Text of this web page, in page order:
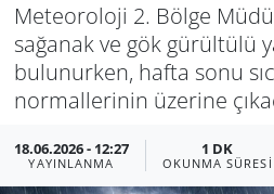
Meteoroloji 2. Bölge
sağanak ve gök gürültülü
bulunurken, hafta sonu
normallerinin üzerine
18.06.2026 - 12:27
YAYINLANMA
1 DK
OKUNMA SÜRESI
Izmir
Kütahya
Manisa